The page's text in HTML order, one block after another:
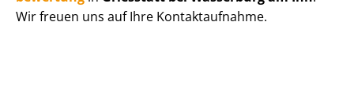
Wir freuen uns auf Ihre Kontaktaufnahme.